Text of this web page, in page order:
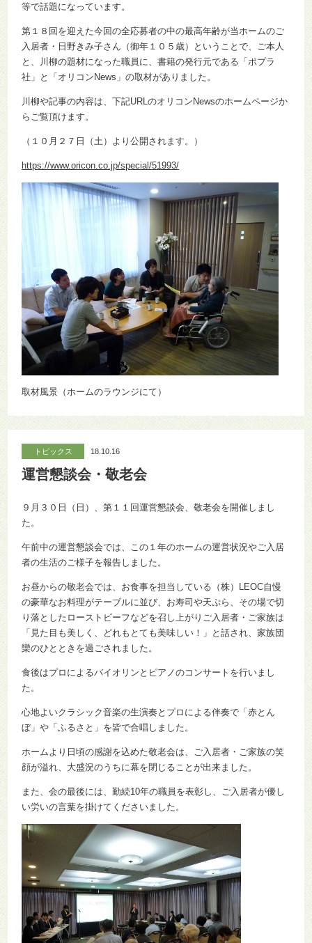
等で話題になっています。
第１８回を迎えた今回の全応募者の中の最高年齢が当ホームのご
入居者・日野きみ子さん（御年１０５歳）ということで、ご本人
と、川柳の題材になった職員に、書籍の発行元である「ポプラ
社」と「オリコンNews」の取材がありました。
川柳や記事の内容は、下記URLのオリコンNewsのホームページか
らご覧頂けます。
（１０月２７日（土）より公開されます。）
https://www.oricon.co.jp/special/51993/
取材風景（ホームのラウンジにて）
トピックス 18.10.16
運営懇談会・敬老会
９月３０日（日）、第１１回運営懇談会、敬老会を開催しまし
た。
午前中の運営懇談会では、この１年のホームの運営状況やご入居
者の生活のご様子を報告しました。
お昼からの敬老会では、お食事を担当している（株）LEOC自慢
の豪華なお料理がテーブルに並び、お寿司や天ぷら、その場で切
り落としたローストビーフなどを召し上がりご入居者・ご家族は
「見た目も美しく、どれもとても美味しい！」と話され、家族団
欒のひとときを過ごされました。
食後はプロによるバイオリンとピアノのコンサートを行いまし
た。
心地よいクラシック音楽の生演奏とプロによる伴奏で「赤とん
ぼ」や「ふるさと」を皆で合唱しました。
ホームより日頃の感謝を込めた敬老会は、ご入居者・ご家族の笑
顔が溢れ、大盛況のうちに幕を閉じることが出来ました。
また、会の最後には、勤続10年の職員を表彰し、ご入居者が優し
い労いの言葉を掛けてくださいました。